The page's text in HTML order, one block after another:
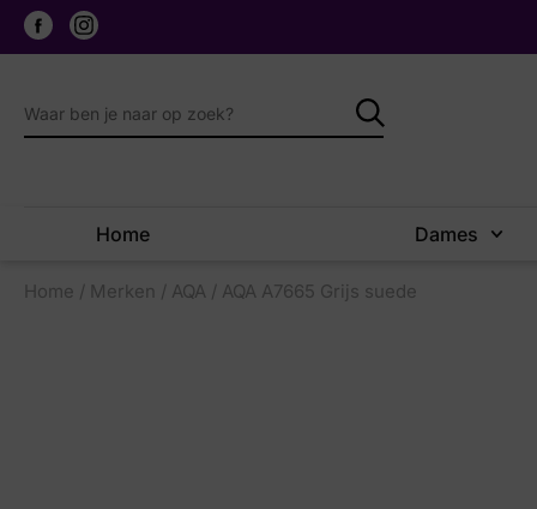
Home Dames
Home / Merken / AQA / AQA A7665 Grijs suede